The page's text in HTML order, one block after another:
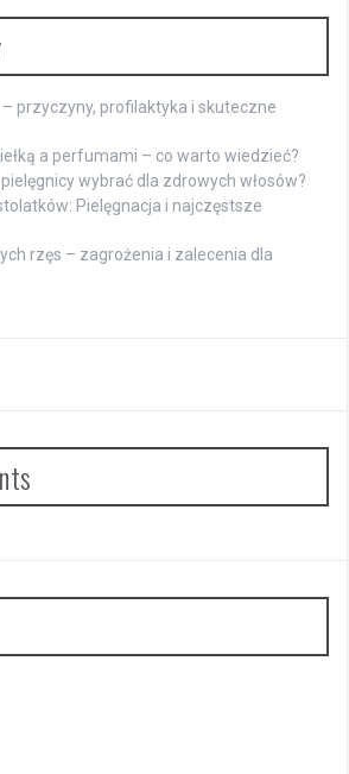
przyczyny, profilaktyka i skuteczne
a perfumami – co warto wiedzieć?
wybrać dla zdrowych włosów?
Pielęgnacja i najczęstsze
rzęs – zagrożenia i zalecenia dla